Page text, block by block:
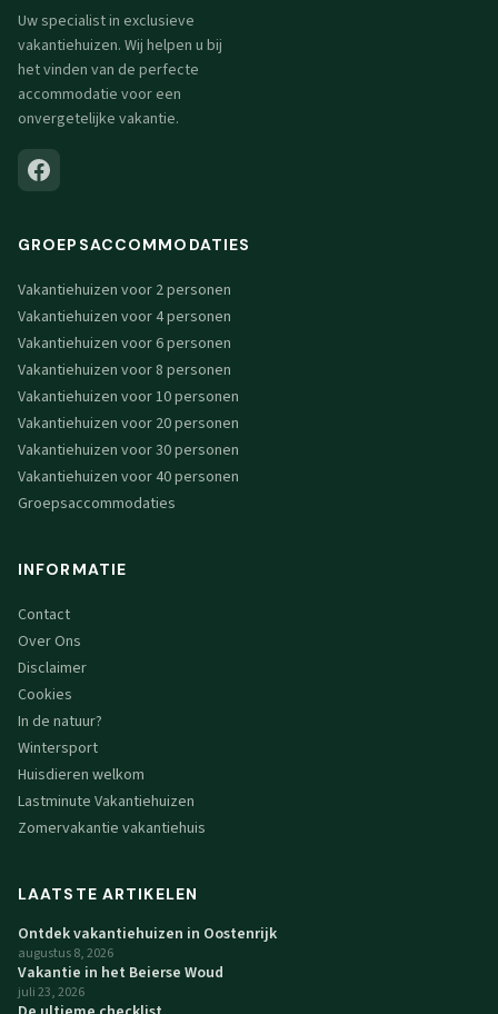
Uw specialist in exclusieve
vakantiehuizen. Wij helpen u bij
het vinden van de perfecte
accommodatie voor een
onvergetelijke vakantie.
GROEPSACCOMMODATIES
Vakantiehuizen voor 2 personen
Vakantiehuizen voor 4 personen
Vakantiehuizen voor 6 personen
Vakantiehuizen voor 8 personen
Vakantiehuizen voor 10 personen
Vakantiehuizen voor 20 personen
Vakantiehuizen voor 30 personen
Vakantiehuizen voor 40 personen
Groepsaccommodaties
INFORMATIE
Contact
Over Ons
Disclaimer
Cookies
In de natuur?
Wintersport
Huisdieren welkom
Lastminute Vakantiehuizen
Zomervakantie vakantiehuis
LAATSTE ARTIKELEN
Ontdek vakantiehuizen in Oostenrijk
augustus 8, 2026
Vakantie in het Beierse Woud
juli 23, 2026